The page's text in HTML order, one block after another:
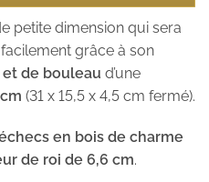
petite dimension qui sera
grâce à son
de bouleau d’une
(31 x 15,5 x 4,5 cm fermé).
en bois de charme
de roi de 6,6 cm.